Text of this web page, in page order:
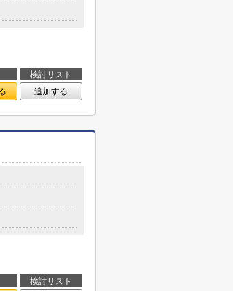
検討リスト
追加する
検討リスト